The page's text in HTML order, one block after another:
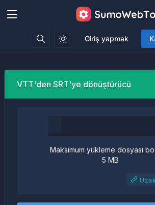
Giriş yapmak
VTT'den SRT'ye dönüştürücü
Maksimum yükleme dosyası
5 MB